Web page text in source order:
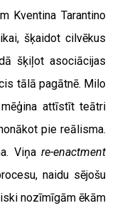
Kventina Tarantino
šķaidot cilvēkus
šķiļot asociācijas
tālā pagātnē. Milo
attīstīt teātri
pie reālisma.
Viņa re-enactment
naidu sējošu
nozīmīgām ēkām